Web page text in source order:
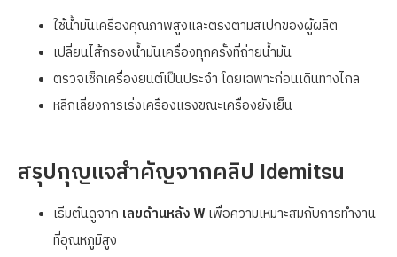
ใช้น้ำมันเครื่องคุณภาพสูงและตรงตามสเปกของผู้ผลิต
เปลี่ยนไส้กรองน้ำมันเครื่องทุกครั้งที่ถ่ายน้ำมัน
ตรวจเช็กเครื่องยนต์เป็นประจำ โดยเฉพาะก่อนเดินทางไกล
หลีกเลี่ยงการเร่งเครื่องแรงขณะเครื่องยังเย็น
สรุปกุญแจสำคัญจากคลิป Idemitsu
เริ่มต้นดูจาก เลขด้านหลัง W เพื่อความเหมาะสมกับการทำงาน
ที่อุณหภูมิสูง